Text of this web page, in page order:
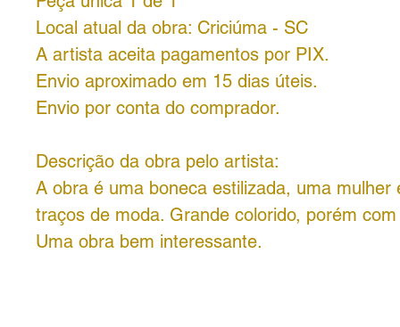
Local atual da obra: Criciúma - SC
A artista aceita pagamentos por PIX.
Envio aproximado em 15 dias úteis.
Envio por conta do comprador.
Descrição da obra pelo artista:
A obra é uma boneca estilizada, uma mulher
traços de moda. Grande colorido, porém
Uma obra bem interessante.